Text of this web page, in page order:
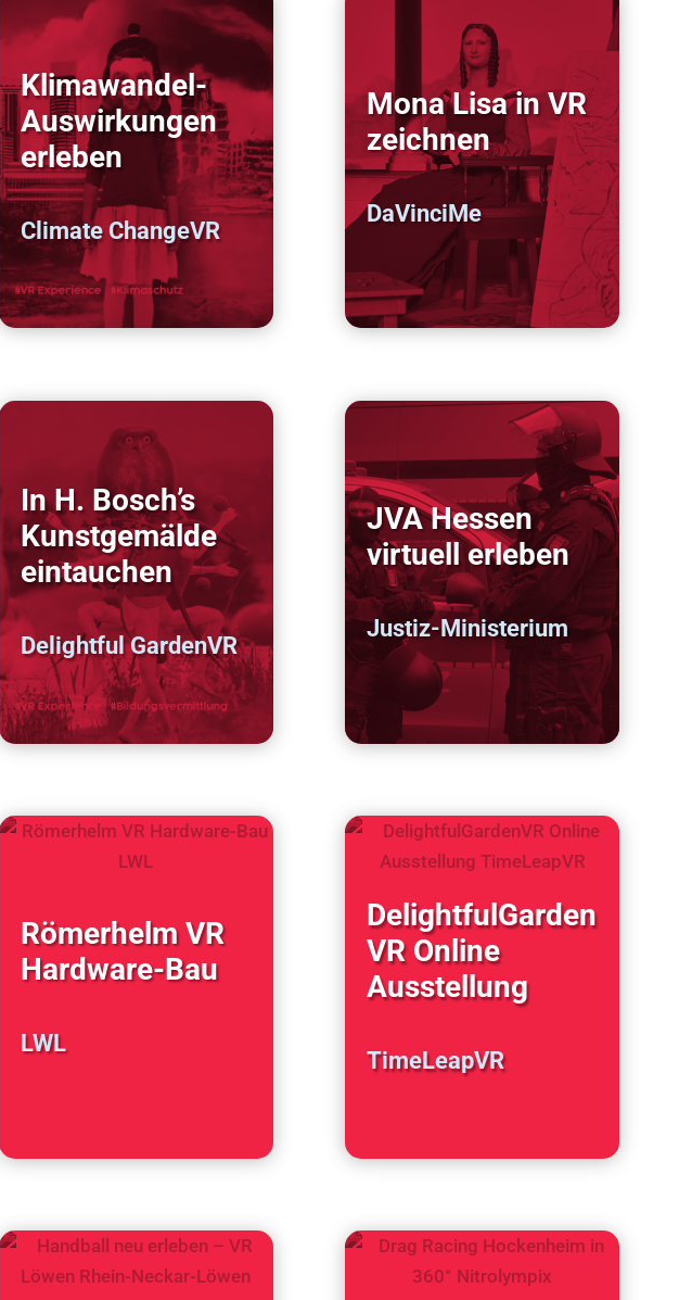
Klimawandel-
Auswirkungen
erleben
Climate ChangeVR
Mona Lisa in VR
zeichnen
DaVinciMe
In H. Bosch’s
Kunstgemälde
eintauchen
Delightful GardenVR
JVA Hessen
virtuell erleben
Justiz-Ministerium
Römerhelm VR
Hardware-Bau
LWL
DelightfulGarden
VR Online
Ausstellung
TimeLeapVR